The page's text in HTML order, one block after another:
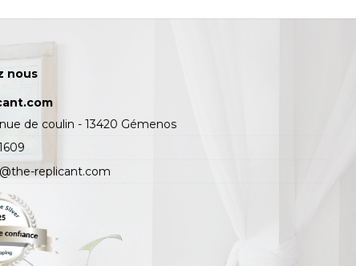
nous
de coulin - 13420 Gémenos
replicant.com